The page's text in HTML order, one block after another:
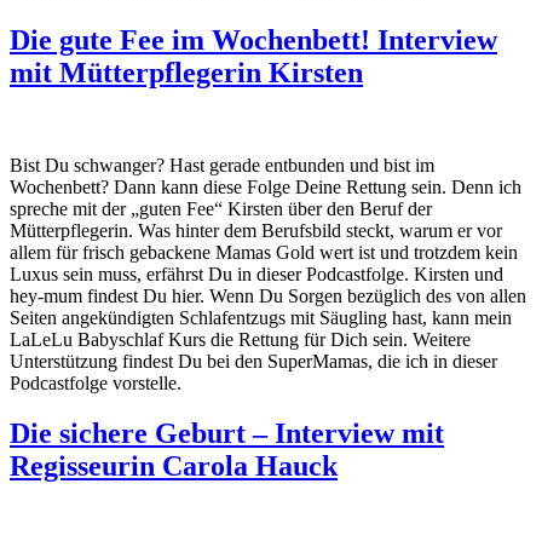
Die gute Fee im Wochenbett! Interview
mit Mütterpflegerin Kirsten
Bist Du schwanger? Hast gerade entbunden und bist im
Wochenbett? Dann kann diese Folge Deine Rettung sein. Denn ich
spreche mit der „guten Fee“ Kirsten über den Beruf der
Mütterpflegerin. Was hinter dem Berufsbild steckt, warum er vor
allem für frisch gebackene Mamas Gold wert ist und trotzdem kein
Luxus sein muss, erfährst Du in dieser Podcastfolge. Kirsten und
hey-mum findest Du hier. Wenn Du Sorgen bezüglich des von allen
Seiten angekündigten Schlafentzugs mit Säugling hast, kann mein
LaLeLu Babyschlaf Kurs die Rettung für Dich sein. Weitere
Unterstützung findest Du bei den SuperMamas, die ich in dieser
Podcastfolge vorstelle.
Die sichere Geburt – Interview mit
Regisseurin Carola Hauck